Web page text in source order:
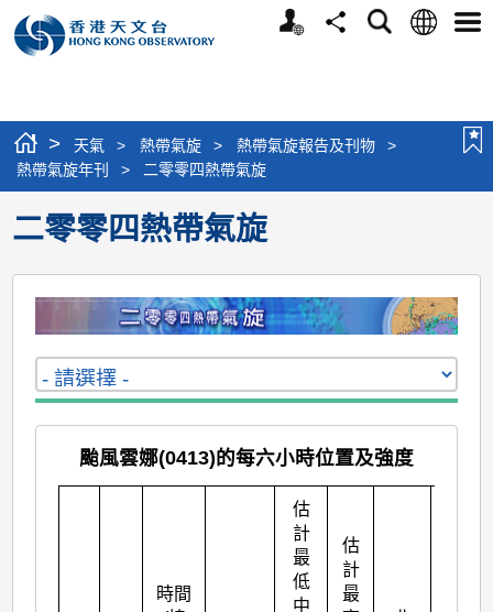
個
分
搜
語
選
> 天氣 > 熱帶氣旋 > 熱帶氣旋報告及刊物
>
熱帶氣旋年刊
> 二零零四熱帶氣旋
二零零四熱帶氣旋
颱風雲娜(0413)的每六小時位置及強度
時間
估
計
最
低
中
估
計
最